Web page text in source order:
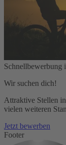
Schnellbewerbung
Wir suchen dich!
Attraktive Stellen
vielen weiteren
Jetzt bewerben
Footer